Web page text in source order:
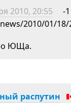
2010, 20:55
-1
2010/01/18/
ЮЩа.
распутин